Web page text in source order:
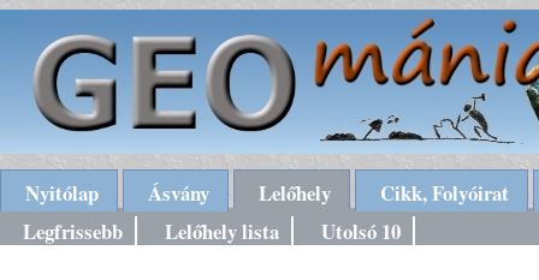
Nyitólap Ásvány Lelőhely
Cikk, Folyóirat
Legfrissebb
Lelőhely lista Utolsó 10